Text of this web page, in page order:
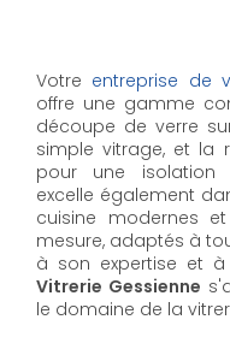
Votre entreprise de
offre une gamme
découpe de verre
simple vitrage, et la
pour une isolation
excelle également
cuisine modernes
mesure, adaptés à
à son expertise et
Vitrerie Gessienne
le domaine de la